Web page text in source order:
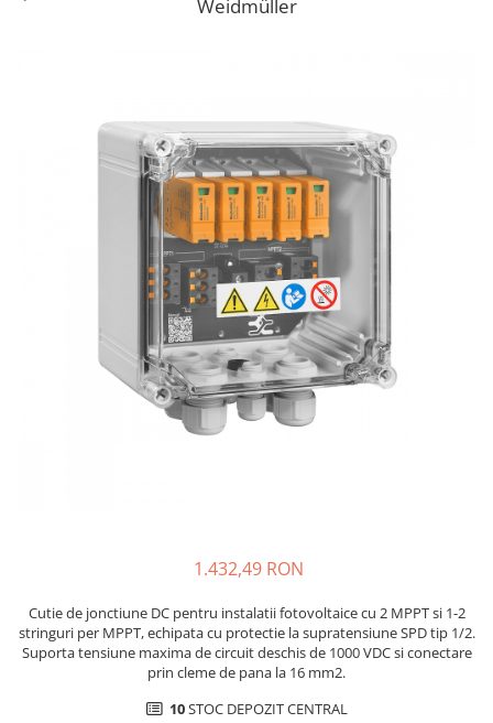
Cabluri semnalizare si control
Conductori rigizi
Conductori rigizi cupru
Cabluri semnalizare incendiu
Cabluri semnalizare si control
Weidmüller
1.432,49 RON
Cutie de jonctiune DC pentru instalatii fotovoltaice cu 2 MPPT si 1-2
stringuri per MPPT, echipata cu protectie la supratensiune SPD tip 1/2.
Suporta tensiune maxima de circuit deschis de 1000 VDC si conectare
prin cleme de pana la 16 mm2.
10STOC DEPOZIT CENTRAL